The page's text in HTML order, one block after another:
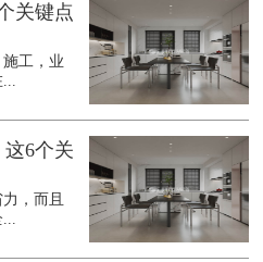
关键点
工，业
...
6个关
，而且
...